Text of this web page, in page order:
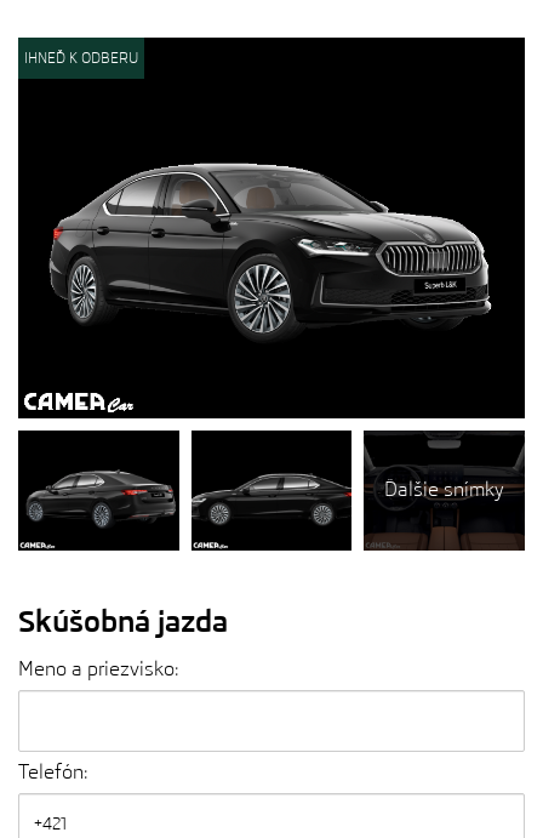
IHNEĎ K ODBERU
Ďalšie snímky
Skúšobná jazda
Meno a priezvisko:
Telefón: